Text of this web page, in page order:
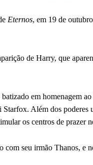
Eternos, em 19 de
de Harry, que
em homenagem
Starfox. Além dos
os centros de prazer
com seu irmão Thanos, e